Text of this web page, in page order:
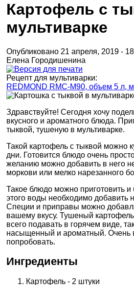
Картофель с
мультиварке
Опубликовано 21 апреля, 2019 -
Елена Городишенина
Рецепт для мультиварки:
REDMOND RMC-M90, объем 5 л,
Здравствуйте! Сегодня хочу
вкусного и ароматного блюда.
тыквой, тушеную в мультиварке.
Такой картофель с тыквой можно
дни. Готовится блюдо очень
желанию можно добавить в него
моркови или мелко нарезанного
Такое блюдо можно приготовить
этого воды необходимо добавить
Специи и приправы можно
вашему вкусу. Тушеный
всего подавать в горячем виде,
насыщенный и ароматный. Очень
попробовать.
Ингредиенты
Картофель - 2 штуки